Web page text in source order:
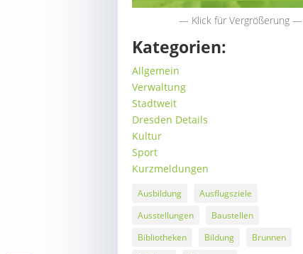
— Klick für Vergrößerung —
Kategorien:
Allgemein
Verwaltung
Stadtweit
Dresden Details
Kultur
Sport
Kurzmeldungen
Ausbildung
Ausflugsziele
Ausstellungen
Baustellen
Bibliotheken
Bildung
Brunnen